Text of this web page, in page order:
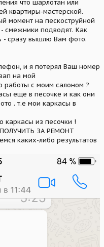
что шарлотан или
квартиры-мастерской.
момент на пескоструйной
смежники подводят. Как
- сразу вышлю Вам фото.
и я потерял Ваш номер
на мой
работы с моим салоном ?
еще в песочке и как они
. т.е мои каркасы в
каркасы из песочки !
ЗА РЕМОНТ
каких-либо результатов